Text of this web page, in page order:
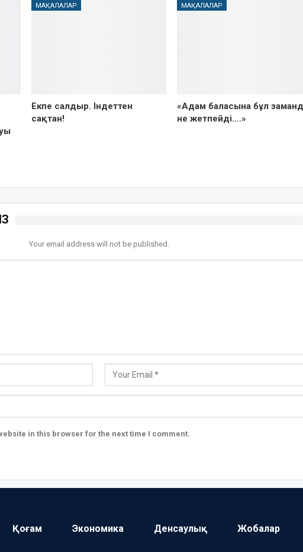
МАҚАЛАЛАР
Екпе салдыр. Індеттен
сақтан!
МАҚАЛАЛАР
«Адам баласына бұл
не жетпейді….»
Your email address will not be published.
in this browser for the next time I comment.
Қоғам Экономика Денсаулық Жобалар